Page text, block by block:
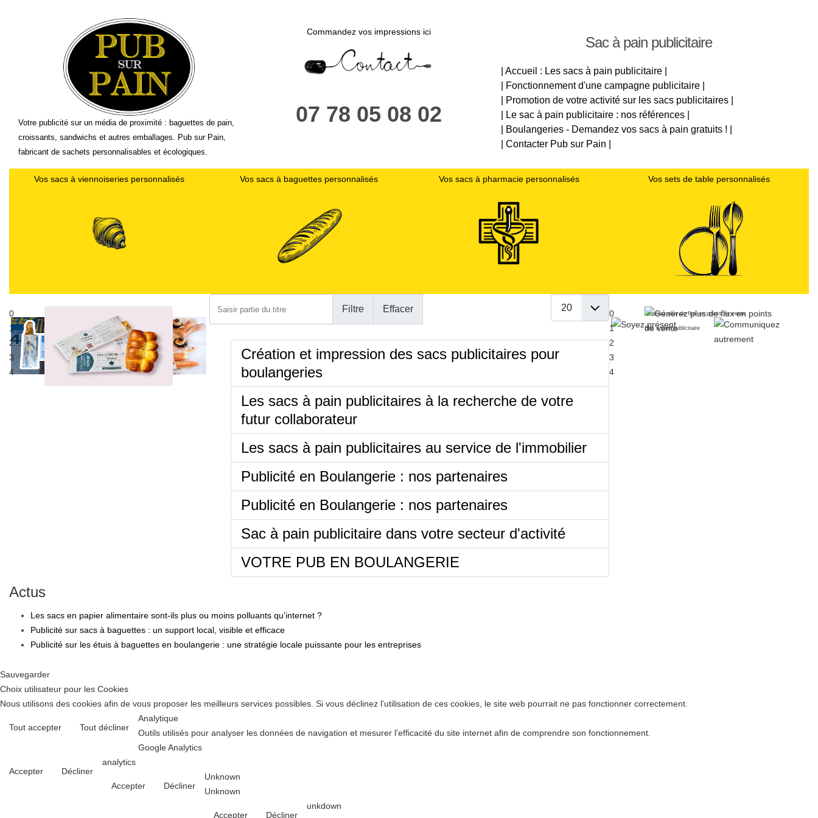
Votre publicité sur un média de proximité : baguettes de pain,
croissants, sandwichs et autres emballages. Pub sur Pain,
fabricant de sachets personnalisables et écologiques.
Commandez vos impressions ici
07 78 05 08 02
Sac à pain publicitaire
| Accueil : Les sacs à pain publicitaire |
| Fonctionnement d'une campagne publicitaire |
| Promotion de votre activité sur les sacs publicitaires |
| Le sac à pain publicitaire : nos références |
| Boulangeries - Demandez vos sacs à pain gratuits ! |
| Contacter Pub sur Pain |
Vos sacs à viennoiseries personnalisés Vos sacs à baguettes personnalisés Vos sacs à pharmacie personnalisés Vos sets de table personnalisés
Sac à pain publicitaire
0
1
2
3
4
Filtre Effacer
Création et impression des sacs publicitaires pour
boulangeries
Les sacs à pain publicitaires à la recherche de votre
futur collaborateur
Les sacs à pain publicitaires au service de l'immobilier
Publicité en Boulangerie : nos partenaires
Publicité en Boulangerie : nos partenaires
Sac à pain publicitaire dans votre secteur d'activité
VOTRE PUB EN BOULANGERIE
Générez plus de flux en points de vente
Sac à pain publicitaire
0
1
2
3
4
Actus
Les sacs en papier alimentaire sont-ils plus ou moins polluants qu'internet ?
Publicité sur sacs à baguettes : un support local, visible et efficace
Publicité sur les étuis à baguettes en boulangerie : une stratégie locale puissante pour les entreprises
Sauvegarder
Choix utilisateur pour les Cookies
Nous utilisons des cookies afin de vous proposer les meilleurs services possibles. Si vous déclinez l'utilisation de ces cookies, le site web pourrait ne pas fonctionner correctement.
Tout accepter Tout décliner
Analytique
Outils utilisés pour analyser les données de navigation et mesurer l'efficacité du site internet afin de comprendre son fonctionnement.
Google Analytics
Accepter Décliner
analytics
Accepter Décliner
Unknown
Unknown
Accepter Décliner
unkdown